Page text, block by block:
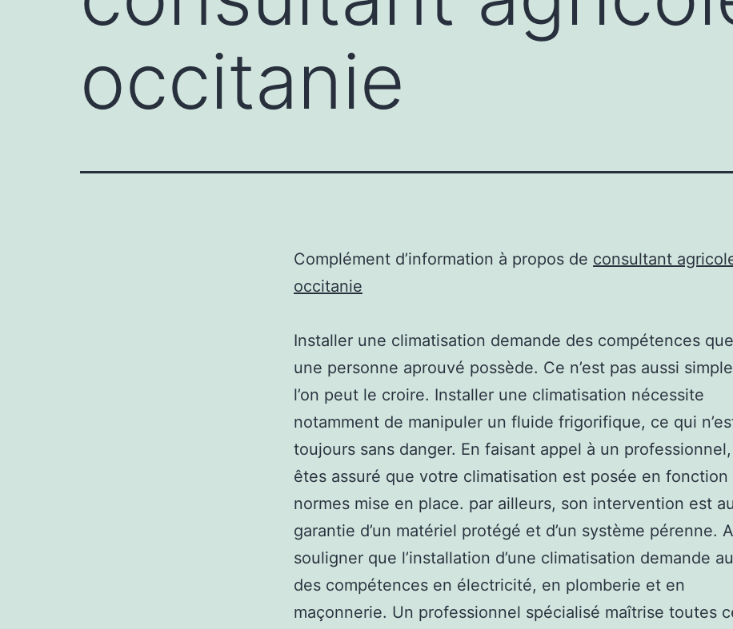
occitanie
Complément d’information à propos de consultant
occitanie
Installer une climatisation demande des compétences
une personne aprouvé possède. Ce n’est pas aussi
l’on peut le croire. Installer une climatisation nécessite
notamment de manipuler un fluide frigorifique, ce qui
toujours sans danger. En faisant appel à un
êtes assuré que votre climatisation est posée en fonction
normes mise en place. par ailleurs, son intervention est
garantie d’un matériel protégé et d’un système pérenne. A
souligner que l’installation d’une climatisation demande
des compétences en électricité, en plomberie et en
maçonnerie. Un professionnel spécialisé maîtrise toutes